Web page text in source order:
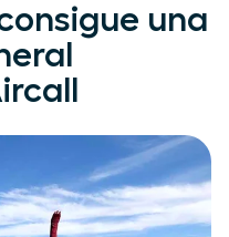
una